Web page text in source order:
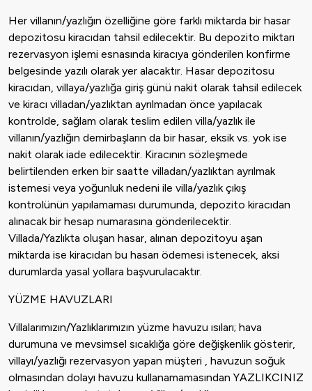
Her villanın/yazlığın özelliğine göre farklı miktarda bir hasar
depozitosu kiracıdan tahsil edilecektir. Bu depozito miktarı
rezervasyon işlemi esnasında kiracıya gönderilen konfirme
belgesinde yazılı olarak yer alacaktır. Hasar depozitosu
kiracıdan, villaya/yazlığa giriş günü nakit olarak tahsil edilecek
ve kiracı villadan/yazlıktan ayrılmadan önce yapılacak
kontrolde, sağlam olarak teslim edilen villa/yazlık ile
villanın/yazlığın demirbaşların da bir hasar, eksik vs. yok ise
nakit olarak iade edilecektir. Kiracının sözleşmede
belirtilenden erken bir saatte villadan/yazlıktan ayrılmak
istemesi veya yoğunluk nedeni ile villa/yazlık çıkış
kontrolünün yapılamaması durumunda, depozito kiracıdan
alınacak bir hesap numarasına gönderilecektir.
Villada/Yazlıkta oluşan hasar, alınan depozitoyu aşan
miktarda ise kiracıdan bu hasarı ödemesi istenecek, aksi
durumlarda yasal yollara başvurulacaktır.
YÜZME HAVUZLARI
Villalarımızın/Yazlıklarımızın yüzme havuzu ısıları; hava
durumuna ve mevsimsel sıcaklığa göre değişkenlik gösterir,
villayı/yazlığı rezervasyon yapan müşteri , havuzun soğuk
olmasından dolayı havuzu kullanamamasından YAZLIKCINIZ